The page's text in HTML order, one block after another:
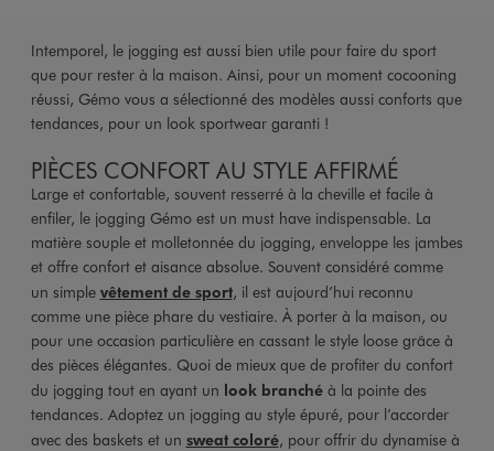
Intemporel, le jogging est aussi bien utile pour faire du sport
que pour rester à la maison. Ainsi, pour un moment cocooning
réussi, Gémo vous a sélectionné des modèles aussi conforts que
tendances, pour un look sportwear garanti !
PIÈCES CONFORT AU STYLE AFFIRMÉ
Large et confortable, souvent resserré à la cheville et facile à
enfiler, le jogging Gémo est un must have indispensable. La
matière souple et molletonnée du jogging, enveloppe les jambes
et offre confort et aisance absolue. Souvent considéré comme
un simple vêtement de sport, il est aujourd’hui reconnu
comme une pièce phare du vestiaire. À porter à la maison, ou
pour une occasion particulière en cassant le style loose grâce à
des pièces élégantes. Quoi de mieux que de profiter du confort
du jogging tout en ayant un look branché à la pointe des
tendances. Adoptez un jogging au style épuré, pour l’accorder
avec des baskets et un sweat coloré, pour offrir du dynamise à